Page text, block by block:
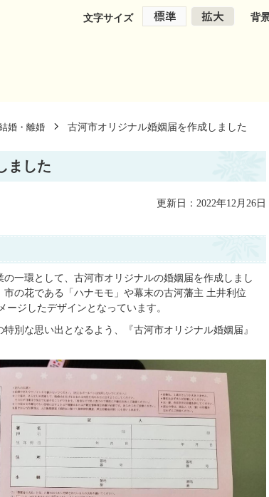
文字サイズ 背
婚・離婚 古河市オリジナル婚姻届を作成しました
ました
更新日：2022年12月26日
一環として、古河市オリジナルの婚姻届を作成しまし
の花である「ハナモモ」や幕末の古河藩主 土井利位
ージしたデザインとなっています。
別な思い出となるよう、『古河市オリジナル婚姻届』